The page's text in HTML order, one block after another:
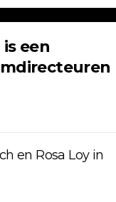
een
en Rosa Loy in